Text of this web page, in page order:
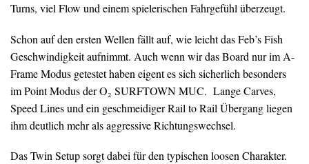
Turns, viel Flow und einem spielerischen Fahrgefühl überzeugt.
Schon auf den ersten Wellen fällt auf, wie leicht das Feb’s Fish
Geschwindigkeit aufnimmt. Auch wenn wir das Board nur im A-
Frame Modus getestet haben eigent es sich sicherlich besonders
im Point Modus der O₂ SURFTOWN MUC. Lange Carves,
Speed Lines und ein geschmeidiger Rail to Rail Übergang liegen
ihm deutlich mehr als aggressive Richtungswechsel.
Das Twin Setup sorgt dabei für den typischen loosen Charakter.